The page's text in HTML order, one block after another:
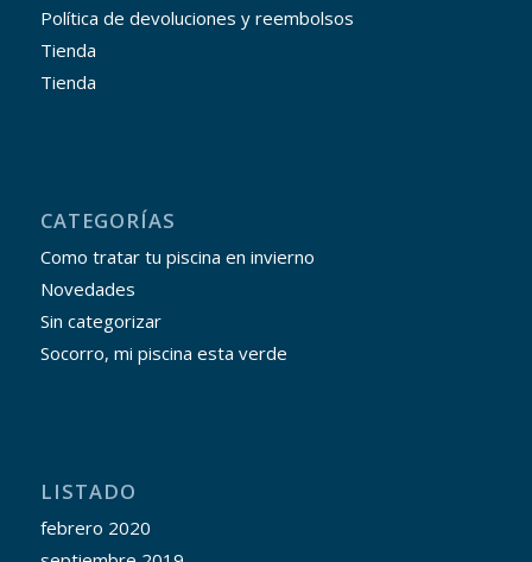
Política de devoluciones y reembolsos
Tienda
Tienda
CATEGORÍAS
Como tratar tu piscina en invierno
Novedades
Sin categorizar
Socorro, mi piscina esta verde
LISTADO
febrero 2020